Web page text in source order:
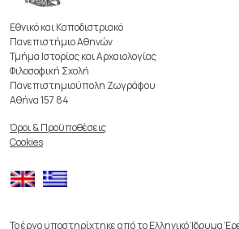
Εθνικό και Καποδιστριακό
Πανεπιστήμιο Αθηνών
Τμήμα Ιστορίας και Αρχαιολογίας
Φιλοσοφική Σχολή
Πανεπιστημιούπολη Ζωγράφου
Αθήνα 157 84
Όροι & Προϋποθέσεις
Cookies
Το έργο υποστηρίχτηκε από το Ελληνικό Ίδρυμα